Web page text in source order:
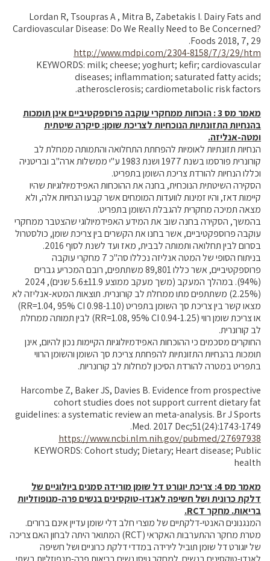
Lordan R, Tsoupras A , Mitra B, Zabetakis I. Dairy Fats and
Cardiovascular Disease: Do We Really Need to Be Concerned?
Foods 2018, 7, 29.
http://www.mdpi.com/2304-8158/7/3/29/htm
KEYWORDS: milk; cheese; yoghurt; kefir; cardiovascular
diseases; inflammation; saturated fatty acids;
atherosclerosis; cardiometabolic risk factors.
מאמר מס 3 : הוכחות ממחקרי עוקבה פרוספקטיביים אינן תומכות
בהנחיות התזונתיות הנוכחיות לצריכת שומן: סיקרה שיטתית
ומטה-אנליזה.
הנחיות תזונתיות לאומיות להפחתת התחלואה והתמותה ממחלת לב
קורונרית פורסמו בשנת 1977 ושנת 1983 ע"י ממשלות ארה"ב ובריטניה
וכללו הנחיות להורדת צריכת השומן בתפריט.
הסקירה השיטתית הנוכחית, בחנה את ההוכחות האפידמיולוגיות שהיו
קיימות דאז, והיו זמינות לוועדות המומחים אשר קבעו הנחיות אלה, ולא
מצאה תמיכה מחקרית להגבלת השומן בתפריט.
בהמשך, הסקירה בחנה שוב את המידע האפידמיולוגי שהצטבר ממחקרי
עוקבה פרוספקטיביים, אשר בחנו את הקשרים בין צריכת שומן, כולסטרול
בסרום לבין תחלואה ותמותה לבבית, מאז ועד לשנת לסוף 2016.
בניתוח הסופי של המטה אנליזה נכללו סה"כ 7 מחקרי עוקבה
פרוספקטיביים, אשר כללו 89,801 משתתפים, רובם המכריע גברים
(2.25%) משתתפים מתו ממחלת לב קורונרית. תוצאות המטא-אנליזה לא
מצאו קשר בין צריכת סך השומן בתפריט (RR=1.04, 95% CI 0.98-1.10)
או צריכת שומן רווי (RR=1.08, 95% CI 0.94-1.25) לבין תמותה ממחלת
לב קורונרית.
החוקרים מסכמים כי ההוכחות האפידמיולוגיות הקיימות נכון להיום, אינן
תומכות בהנחיות התזונתיות להפחתת צריכת סך השומן והשומן הרווי
בתפריט במטרה להורדת הסיכון למחלות לב קורונריות.
Harcombe Z, Baker JS, Davies B. Evidence from prospective
cohort studies does not support current dietary fat
guidelines: a systematic review an meta-analysis. Br J Sports
Med. 2017 Dec;51(24):1743-1749.
https://www.ncbi.nlm.nih.gov/pubmed/27697938
KEYWORDS: Cohort study; Dietary; Heart disease; Public
health
מאמר מס4: צריכת יוגורט דל שומן מורידה סמנים ביולוגיים של
דלקת כרונית ושל חשיפה לאנדו-טוקסינים בנשים פרה-מנופוזליות
בריאות. מחקר RCT
.
המנגנונים האנטי-דלקתיים של מוצרי חלב דלי שומן עדיין אינם ברורים.
מטרת מחקר ההתערבות האקראי (RCT) המתואר היתה לבחון האם צריכה
של יוגורט דל שומן תוביל לירידה במדדי דלקת כרוניים ושל חשיפה